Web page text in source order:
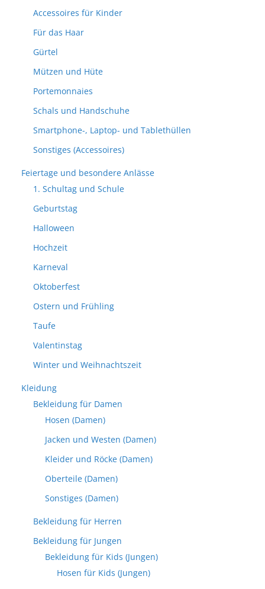
Accessoires für Kinder
Für das Haar
Gürtel
Mützen und Hüte
Portemonnaies
Schals und Handschuhe
Smartphone-, Laptop- und Tablethüllen
Sonstiges (Accessoires)
Feiertage und besondere Anlässe
1. Schultag und Schule
Geburtstag
Halloween
Hochzeit
Karneval
Oktoberfest
Ostern und Frühling
Taufe
Valentinstag
Winter und Weihnachtszeit
Kleidung
Bekleidung für Damen
Hosen (Damen)
Jacken und Westen (Damen)
Kleider und Röcke (Damen)
Oberteile (Damen)
Sonstiges (Damen)
Bekleidung für Herren
Bekleidung für Jungen
Bekleidung für Kids (Jungen)
Hosen für Kids (Jungen)